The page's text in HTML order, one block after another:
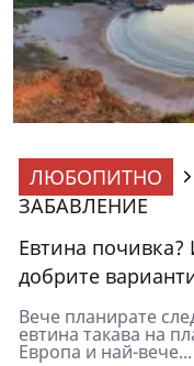
ЛЮБОПИТНО
ЗАБАВЛЕНИЕ
Евтина почивка?
добрите
Вече планирате
евтина такава на
Европа и най-вече...